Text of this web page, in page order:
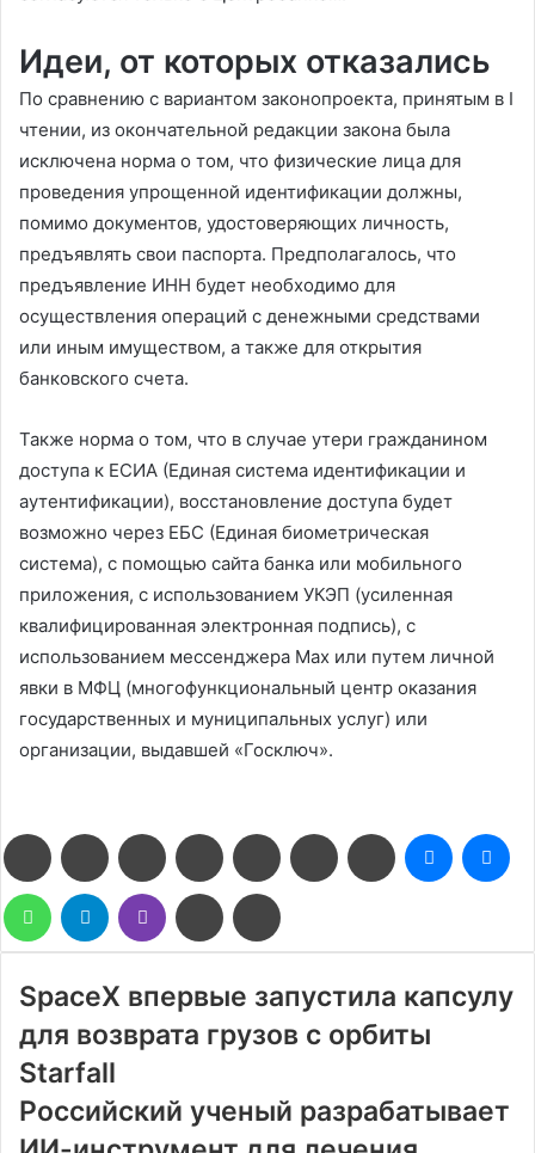
Идеи, от которых отказались
По сравнению с вариантом законопроекта, принятым в I
чтении, из окончательной редакции закона была
исключена норма о том, что физические лица для
проведения упрощенной идентификации должны,
помимо документов, удостоверяющих личность,
предъявлять свои паспорта. Предполагалось, что
предъявление ИНН будет необходимо для
осуществления операций с денежными средствами
или иным имуществом, а также для открытия
банковского счета.
Также норма о том, что в случае утери гражданином
доступа к ЕСИА (Единая система идентификации и
аутентификации), восстановление доступа будет
возможно через ЕБС (Единая биометрическая
система), с помощью сайта банка или мобильного
приложения, с использованием УКЭП (усиленная
квалифицированная электронная подпись), с
использованием мессенджера Max или путем личной
явки в МФЦ (многофункциональный центр оказания
государственных и муниципальных услуг) или
организации, выдавшей «Госключ».
FacebookTwitter LinkedIn Pinterest Reddit ВконтактеОдноклассники
Messenger
WhatsAppTelegram Viber
Поделиться
через
электронную
SpaceX впервые запустила капсулу
для возврата грузов с орбиты
Starfall
Российский ученый разрабатывает